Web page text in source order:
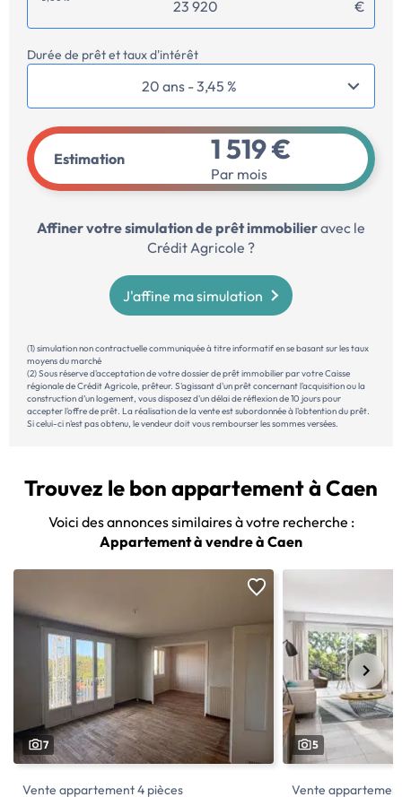
€
Durée de prêt et taux d'intérêt
Estimation 1 519 €
Par mois
Affiner votre simulation de prêt immobilieravec le
Crédit Agricole ?
J'affine ma simulation
(1) simulation non contractuelle communiquée à titre informatif en se basant sur les taux
moyens du marché
(2) Sous réserve d'acceptation de votre dossier de prêt immobilier par votre Caisse
régionale de Crédit Agricole, prêteur. S'agissant d'un prêt concernant l'acquisition ou la
construction d’un logement, vous disposez d'un délai de réflexion de 10 jours pour
accepter l'offre de prêt. La réalisation de la vente est subordonnée à l'obtention du prêt.
Si celui-ci n'est pas obtenu, le vendeur doit vous rembourser les sommes versées.
Trouvez le bon appartement à Caen
Voici des annonces similaires à votre recherche :
Appartement à vendre à Caen
7
Vente appartement 4 pièces
5
Vente